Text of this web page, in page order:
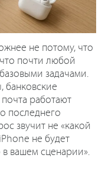
не потому, что
почти любой
задачами.
банковские
работают
последнего
звучит не «какой
не будет
в вашем сценарии».